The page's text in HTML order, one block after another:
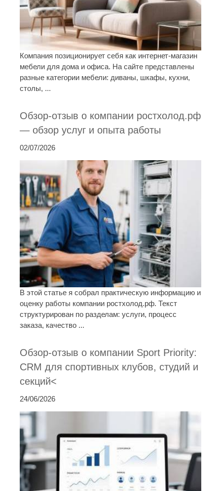
Компания позиционирует себя как интернет-магазин
мебели для дома и офиса. На сайте представлены
разные категории мебели: диваны, шкафы, кухни,
столы, ...
Обзор-отзыв о компании ростхолод.рф
— обзор услуг и опыта работы
02/07/2026
В этой статье я собрал практическую информацию и
оценку работы компании ростхолод.рф. Текст
структурирован по разделам: услуги, процесс
заказа, качество ...
Обзор-отзыв о компании Sport Priority:
CRM для спортивных клубов, студий и
секций<
24/06/2026